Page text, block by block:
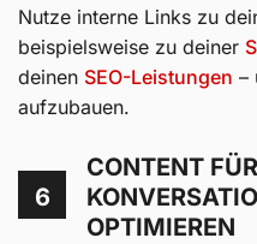
Nutze interne Links zu
beispielsweise zu deiner
deinen SEO-Leistungen –
aufzubauen.
6
CONTENT FÜR
OPTIMIEREN